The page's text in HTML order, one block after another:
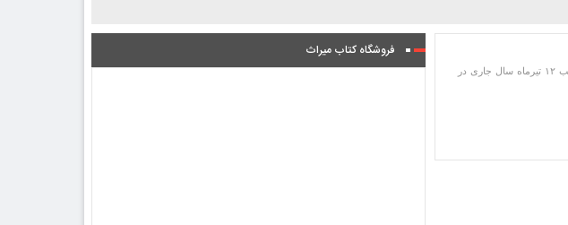
نشست «ایران شناسی در قزاقستان» با حضور دکتر غالیه قمبر بکووا و دکتر محسن جعفری مذهب ۱۲ تیرماه سال جاری در
فروشگاه کتاب میراث